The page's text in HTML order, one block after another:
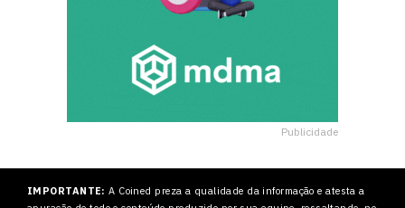
Publicidade
IMPORTANTE: A Coined preza a qualidade da informação e atesta a